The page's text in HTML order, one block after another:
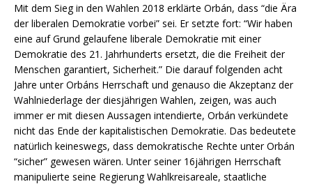
Mit dem Sieg in den Wahlen 2018 erklärte Orbán, dass “die Ära
der liberalen Demokratie vorbei” sei. Er setzte fort: “Wir haben
eine auf Grund gelaufene liberale Demokratie mit einer
Demokratie des 21. Jahrhunderts ersetzt, die die Freiheit der
Menschen garantiert, Sicherheit.” Die darauf folgenden acht
Jahre unter Orbáns Herrschaft und genauso die Akzeptanz der
Wahlniederlage der diesjährigen Wahlen, zeigen, was auch
immer er mit diesen Aussagen intendierte, Orbán verkündete
nicht das Ende der kapitalistischen Demokratie. Das bedeutete
natürlich keineswegs, dass demokratische Rechte unter Orbán
“sicher” gewesen wären. Unter seiner 16jährigen Herrschaft
manipulierte seine Regierung Wahlkreisareale, staatliche